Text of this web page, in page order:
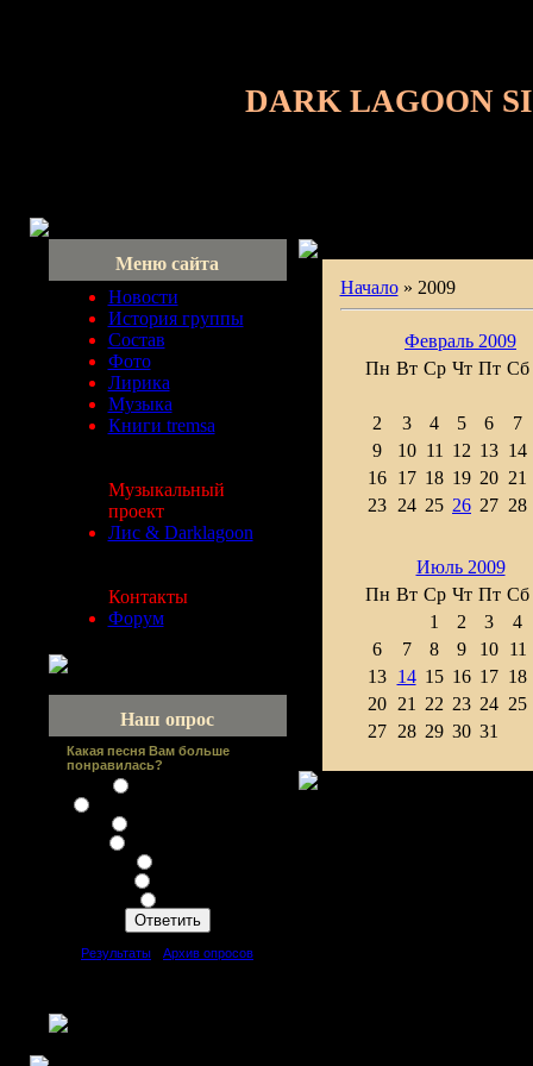
DARK LAGOON
Меню сайта
Новости
История группы
Состав
Фото
Лирика
Музыка
Книги tremsa
Музыкальный
проект
Лис & Darklagoon
Контакты
Форум
Наш опрос
Какая песня Вам больше
понравилась?
Результаты Архив опросов
Начало» 2009
Февраль 2009
Пн Вт Ср Чт Пт Сб
2 3 4 5 6
7
9
10 11 12 13 14
16 17 18 19 20 21
23 24 25 26 27 28
Июль 2009
Пн Вт Ср Чт Пт Сб
1
2 3
4
6
7 8 9 10 11
13 14 15 16 17 18
20 21 22 23 24 25
27 28 29 30 31